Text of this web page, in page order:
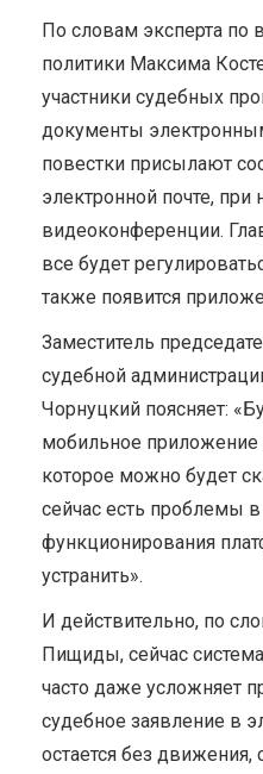
По словам эксперта по
политики Максима
участники судебных
документы
повестки присылают
электронной почте,
видеоконференции.
все будет
также появится
Заместитель
судебной
Чорнуцкий поясняет:
мобильное приложение
которое можно будет
сейчас есть проблемы
функционирования
устранить».
И действительно, по
Пищиды, сейчас
часто даже усложняет
судебное заявление в
остается без движения,